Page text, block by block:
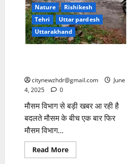
Nature
Rishikesh
Tehri
Uttar pardesh
Uttarakhand
citynewzhdr@gmail.com
June
4, 2025
0
मौसम विभाग से बड़ी खबर आ रही है
बदलते मौसम के बीच एक बार फिर
मौसम विभाग...
Read MoreRead
more